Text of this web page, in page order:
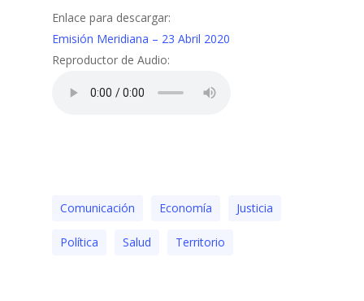
Enlace para descargar:
Emisión Meridiana – 23 Abril 2020
Reproductor de Audio:
Comunicación Economía Justicia
Polí­tica Salud Territorio